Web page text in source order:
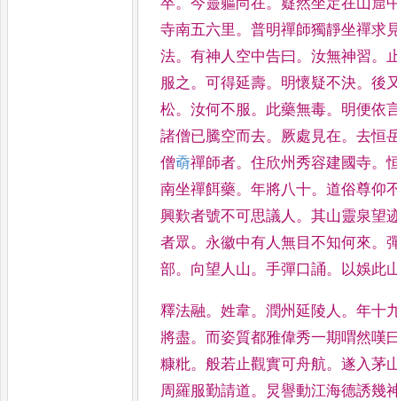
卒。今靈軀尚在。 嶷然坐定在山窟
寺南五六里。普明禪師獨靜坐禪求
法。有神人空中告曰 。汝無神習。
服之。可得延壽。 明懷疑不決。後
松。汝何不服。 此藥無毒。 明便依
諸僧已騰空而去。 厥處見在。去恒
僧奣禪師者。住欣州秀容建 國寺。
南坐禪餌藥。年將八十。道俗尊仰
興歎者號不可思議人 。其山靈泉望
者眾。 永徽中有人無目不知何來。
部。 向望人山。手彈口誦。 以娛此
釋法融。姓韋。潤州延陵人 。年十
將盡。 而姿質都雅偉秀一期喟然嘆
糠粃。般若止觀實可舟航。遂入茅
周羅服勤請道。
炅譽動江海德誘幾